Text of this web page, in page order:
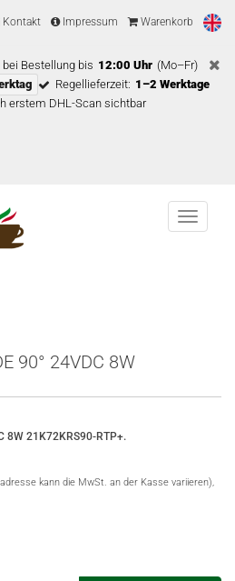
Kontakt Impressum Warenkorb
bei Bestellung bis 12:00 Uhr (Mo–Fr)
Regellieferzeit: 1–2 Werktage
erstem DHL-Scan sichtbar
Menu
90° 24VDC 8W
8W 21K72KRS90-RTP+.
kann die MwSt. an der Kasse variieren),